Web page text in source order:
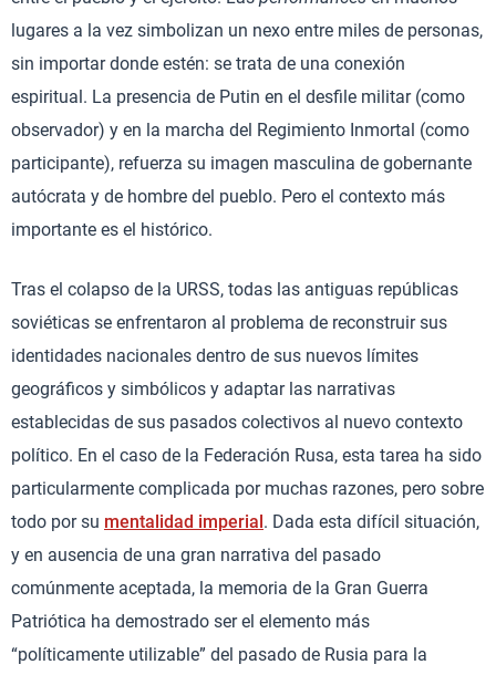
lugares a la vez simbolizan un nexo entre miles de personas,
sin importar donde estén: se trata de una conexión
espiritual. La presencia de Putin en el desfile militar (como
observador) y en la marcha del Regimiento Inmortal (como
participante), refuerza su imagen masculina de gobernante
autócrata y de hombre del pueblo. Pero el contexto más
importante es el histórico.
Tras el colapso de la URSS, todas las antiguas repúblicas
soviéticas se enfrentaron al problema de reconstruir sus
identidades nacionales dentro de sus nuevos límites
geográficos y simbólicos y adaptar las narrativas
establecidas de sus pasados colectivos al nuevo contexto
político. En el caso de la Federación Rusa, esta tarea ha sido
particularmente complicada por muchas razones, pero sobre
todo por su mentalidad imperial. Dada esta difícil situación,
y en ausencia de una gran narrativa del pasado
comúnmente aceptada, la memoria de la Gran Guerra
Patriótica ha demostrado ser el elemento más
“políticamente utilizable” del pasado de Rusia para la